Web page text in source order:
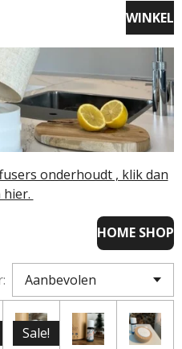
WINKEL
onderhoudt , klik dan
hier.
HOME SHOP
Sale!